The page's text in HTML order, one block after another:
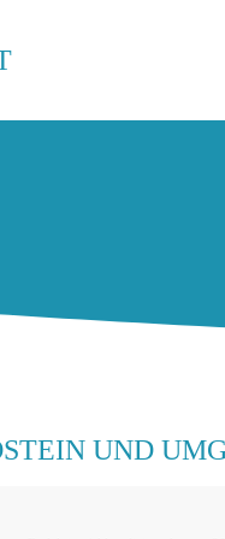
UND